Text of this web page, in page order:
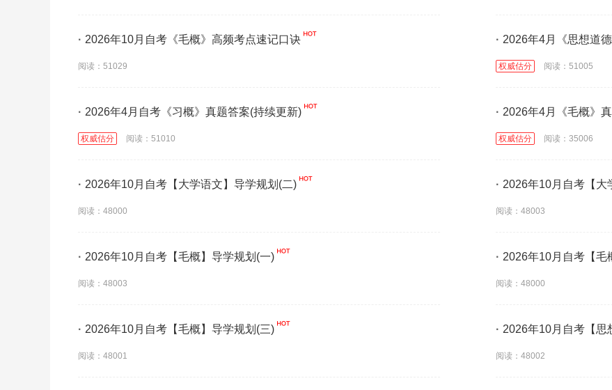
· 2026年10月自考《毛概》高频考点速记口诀
阅读：51029
· 2026年4月《思想道
权威估分 阅读：51005
· 2026年4月自考《习概》真题答案(持续更新)
权威估分 阅读：51010
· 2026年4月《毛概》
权威估分 阅读：35006
· 2026年10月自考【大学语文】导学规划(二)
阅读：48000
· 2026年10月自考【大
阅读：48003
· 2026年10月自考【毛概】导学规划(一)
阅读：48003
· 2026年10月自考【毛
阅读：48000
· 2026年10月自考【毛概】导学规划(三)
阅读：48001
· 2026年10月自考【思
阅读：48002